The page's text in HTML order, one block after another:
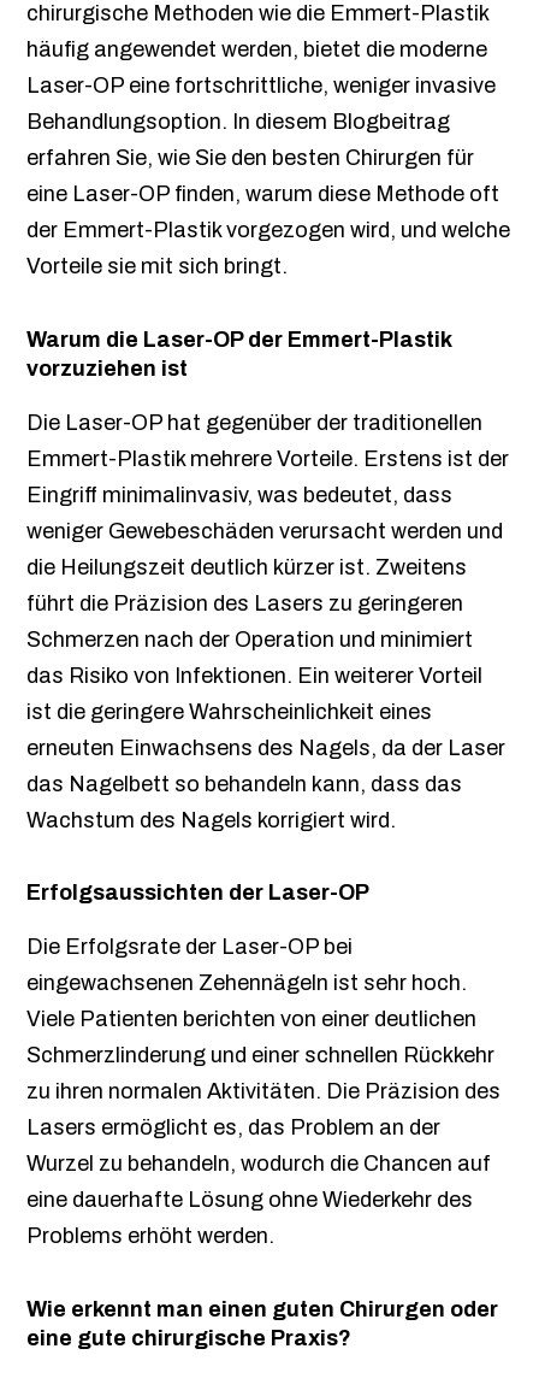
chirurgische Methoden wie die Emmert-Plastik
häufig angewendet werden, bietet die moderne
Laser-OP eine fortschrittliche, weniger invasive
Behandlungsoption. In diesem Blogbeitrag
erfahren Sie, wie Sie den besten Chirurgen für
eine Laser-OP finden, warum diese Methode oft
der Emmert-Plastik vorgezogen wird, und welche
Vorteile sie mit sich bringt.
Warum die Laser-OP der Emmert-Plastik
vorzuziehen ist
Die Laser-OP hat gegenüber der traditionellen
Emmert-Plastik mehrere Vorteile. Erstens ist der
Eingriff minimalinvasiv, was bedeutet, dass
weniger Gewebeschäden verursacht werden und
die Heilungszeit deutlich kürzer ist. Zweitens
führt die Präzision des Lasers zu geringeren
Schmerzen nach der Operation und minimiert
das Risiko von Infektionen. Ein weiterer Vorteil
ist die geringere Wahrscheinlichkeit eines
erneuten Einwachsens des Nagels, da der Laser
das Nagelbett so behandeln kann, dass das
Wachstum des Nagels korrigiert wird.
Erfolgsaussichten der Laser-OP
Die Erfolgsrate der Laser-OP bei
eingewachsenen Zehennägeln ist sehr hoch.
Viele Patienten berichten von einer deutlichen
Schmerzlinderung und einer schnellen Rückkehr
zu ihren normalen Aktivitäten. Die Präzision des
Lasers ermöglicht es, das Problem an der
Wurzel zu behandeln, wodurch die Chancen auf
eine dauerhafte Lösung ohne Wiederkehr des
Problems erhöht werden.
Wie erkennt man einen guten Chirurgen oder
eine gute chirurgische Praxis?